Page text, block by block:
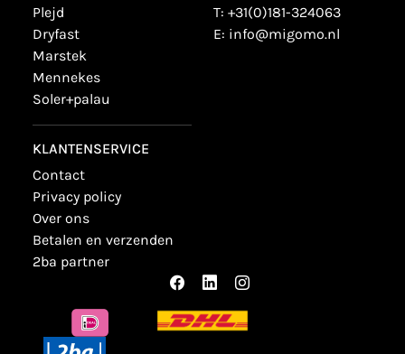
plejd
dryfast
marstek
mennekes
soler+palau
KLANTENSERVICE
contact
privacy policy
over ons
betalen en verzenden
2ba partner
T: +31(0)181-324063
E: info@migomo.nl